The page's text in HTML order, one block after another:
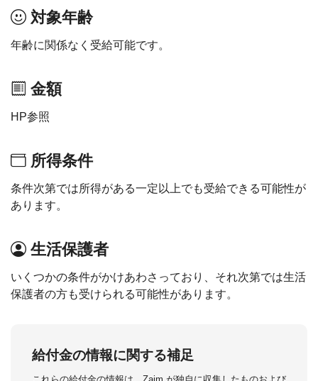
対象年齢
年齢に関係なく受給可能です。
金額
HP参照
所得条件
条件次第では所得がある一定以上でも受給できる可能性が
あります。
生活保護者
いくつかの条件がかけあわさっており、それ次第では生活
保護者の方も受けられる可能性があります。
給付金の情報に関する補足
これらの給付金の情報は、Zaim が独自に収集したものおよび